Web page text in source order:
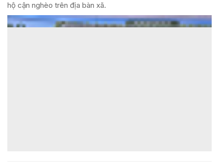
hộ cận nghèo trên địa bàn xã.